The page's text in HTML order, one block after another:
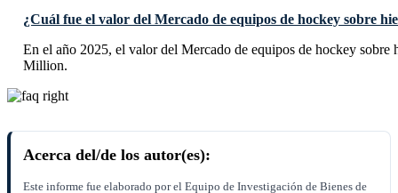
¿Cuál fue el valor del Mercado de equipos de hockey sobre
En el año 2025, el valor del Mercado de equipos de hockey sobre
Million.
Acerca del/de los autor(es):
Este informe fue elaborado por el Equipo de Investigación de Bienes de